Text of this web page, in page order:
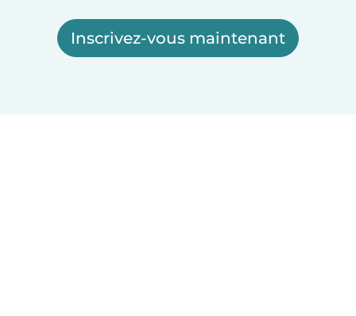
Inscrivez-vous maintenant